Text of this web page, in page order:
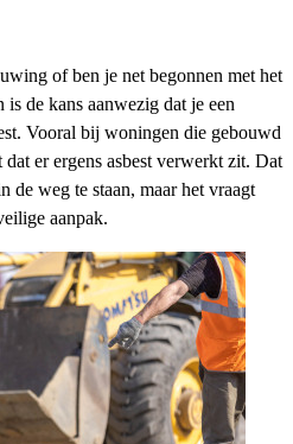
of ben je net begonnen met het
de kans aanwezig dat je een
Vooral bij woningen die gebouwd
er ergens asbest verwerkt zit. Dat
de weg te staan, maar het vraagt
aanpak.